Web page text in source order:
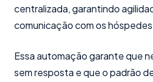
centralizada, garantindo
comunicação com os
Essa automação garante que
sem resposta e que o padrão